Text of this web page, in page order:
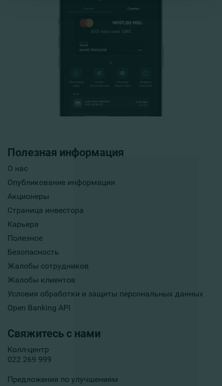
Полезная информация
О нас
Опубликование информации
Акционеры
Страница инвестора
Карьера
Полезное
Безопасность
Жалобы сотрудников
Жалобы клиентов
Условия обработки и защиты персональных данных
Open Banking API
Свяжитесь с нами
Колл-центр
022 269 999
Предложения по улучшениям